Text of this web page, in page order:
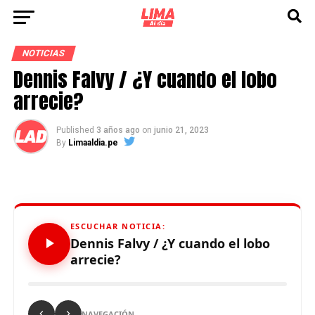
NOTICIAS
Dennis Falvy / ¿Y cuando el lobo
arrecie?
Published 3 años ago on junio 21, 2023
By Limaaldia.pe
ESCUCHAR NOTICIA:
Dennis Falvy / ¿Y cuando el lobo
arrecie?